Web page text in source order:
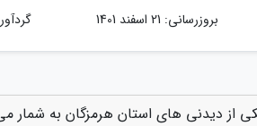
بروزرسانی: 21 اسفند 1401
از دیدنی های استان هرمزگان به شمار